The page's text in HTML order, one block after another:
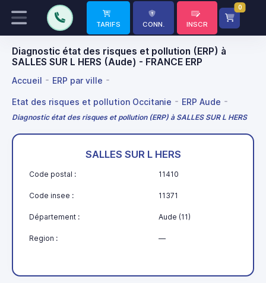
TARIFS CONN. INSCR
0
Diagnostic état des risques et pollution (ERP) à
SALLES SUR L HERS (Aude) - FRANCE ERP
Accueil ERP par ville
Etat des risques et pollution Occitanie ERP Aude
Diagnostic état des risques et pollution (ERP) à SALLES SUR L HERS
SALLES SUR L HERS
Code postal : 11410
Code insee : 11371
Département : Aude (11)
Region : —